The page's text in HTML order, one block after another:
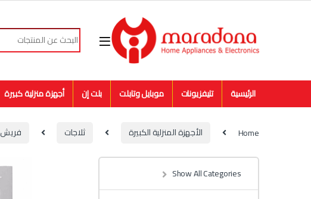
Skip to navigation
Skip to content
Search for:
الرئيسية تليفزيونات موبايل وتابلت بلت إن أجهزة منزلية كبيرة
Home الأجهزة المنزلية الكبيرة ثلاجات فريش
Show All Categories